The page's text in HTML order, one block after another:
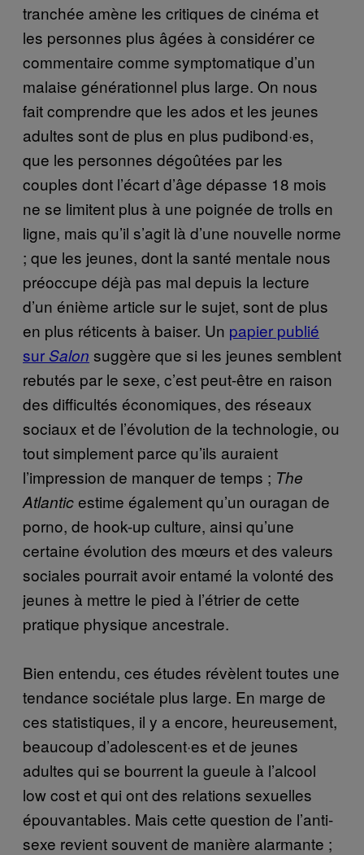
tranchée amène les critiques de cinéma et
les personnes plus âgées à considérer ce
commentaire comme symptomatique d’un
malaise générationnel plus large. On nous
fait comprendre que les ados et les jeunes
adultes sont de plus en plus pudibond·es,
que les personnes dégoûtées par les
couples dont l’écart d’âge dépasse 18 mois
ne se limitent plus à une poignée de trolls en
ligne, mais qu’il s’agit là d’une nouvelle norme
; que les jeunes, dont la santé mentale nous
préoccupe déjà pas mal depuis la lecture
d’un énième article sur le sujet, sont de plus
en plus réticents à baiser. Un papier publié
surSalon suggère que si les jeunes semblent
rebutés par le sexe, c’est peut-être en raison
des difficultés économiques, des réseaux
sociaux et de l’évolution de la technologie, ou
tout simplement parce qu’ils auraient
l’impression de manquer de temps ; The
Atlanticestime également qu’un ouragan de
porno, de hook-up culture, ainsi qu’une
certaine évolution des mœurs et des valeurs
sociales pourrait avoir entamé la volonté des
jeunes à mettre le pied à l’étrier de cette
pratique physique ancestrale.
Bien entendu, ces études révèlent toutes une
tendance sociétale plus large. En marge de
ces statistiques, il y a encore, heureusement,
beaucoup d’adolescent·es et de jeunes
adultes qui se bourrent la gueule à l’alcool
low cost et qui ont des relations sexuelles
épouvantables. Mais cette question de l’anti-
sexe revient souvent de manière alarmante ;